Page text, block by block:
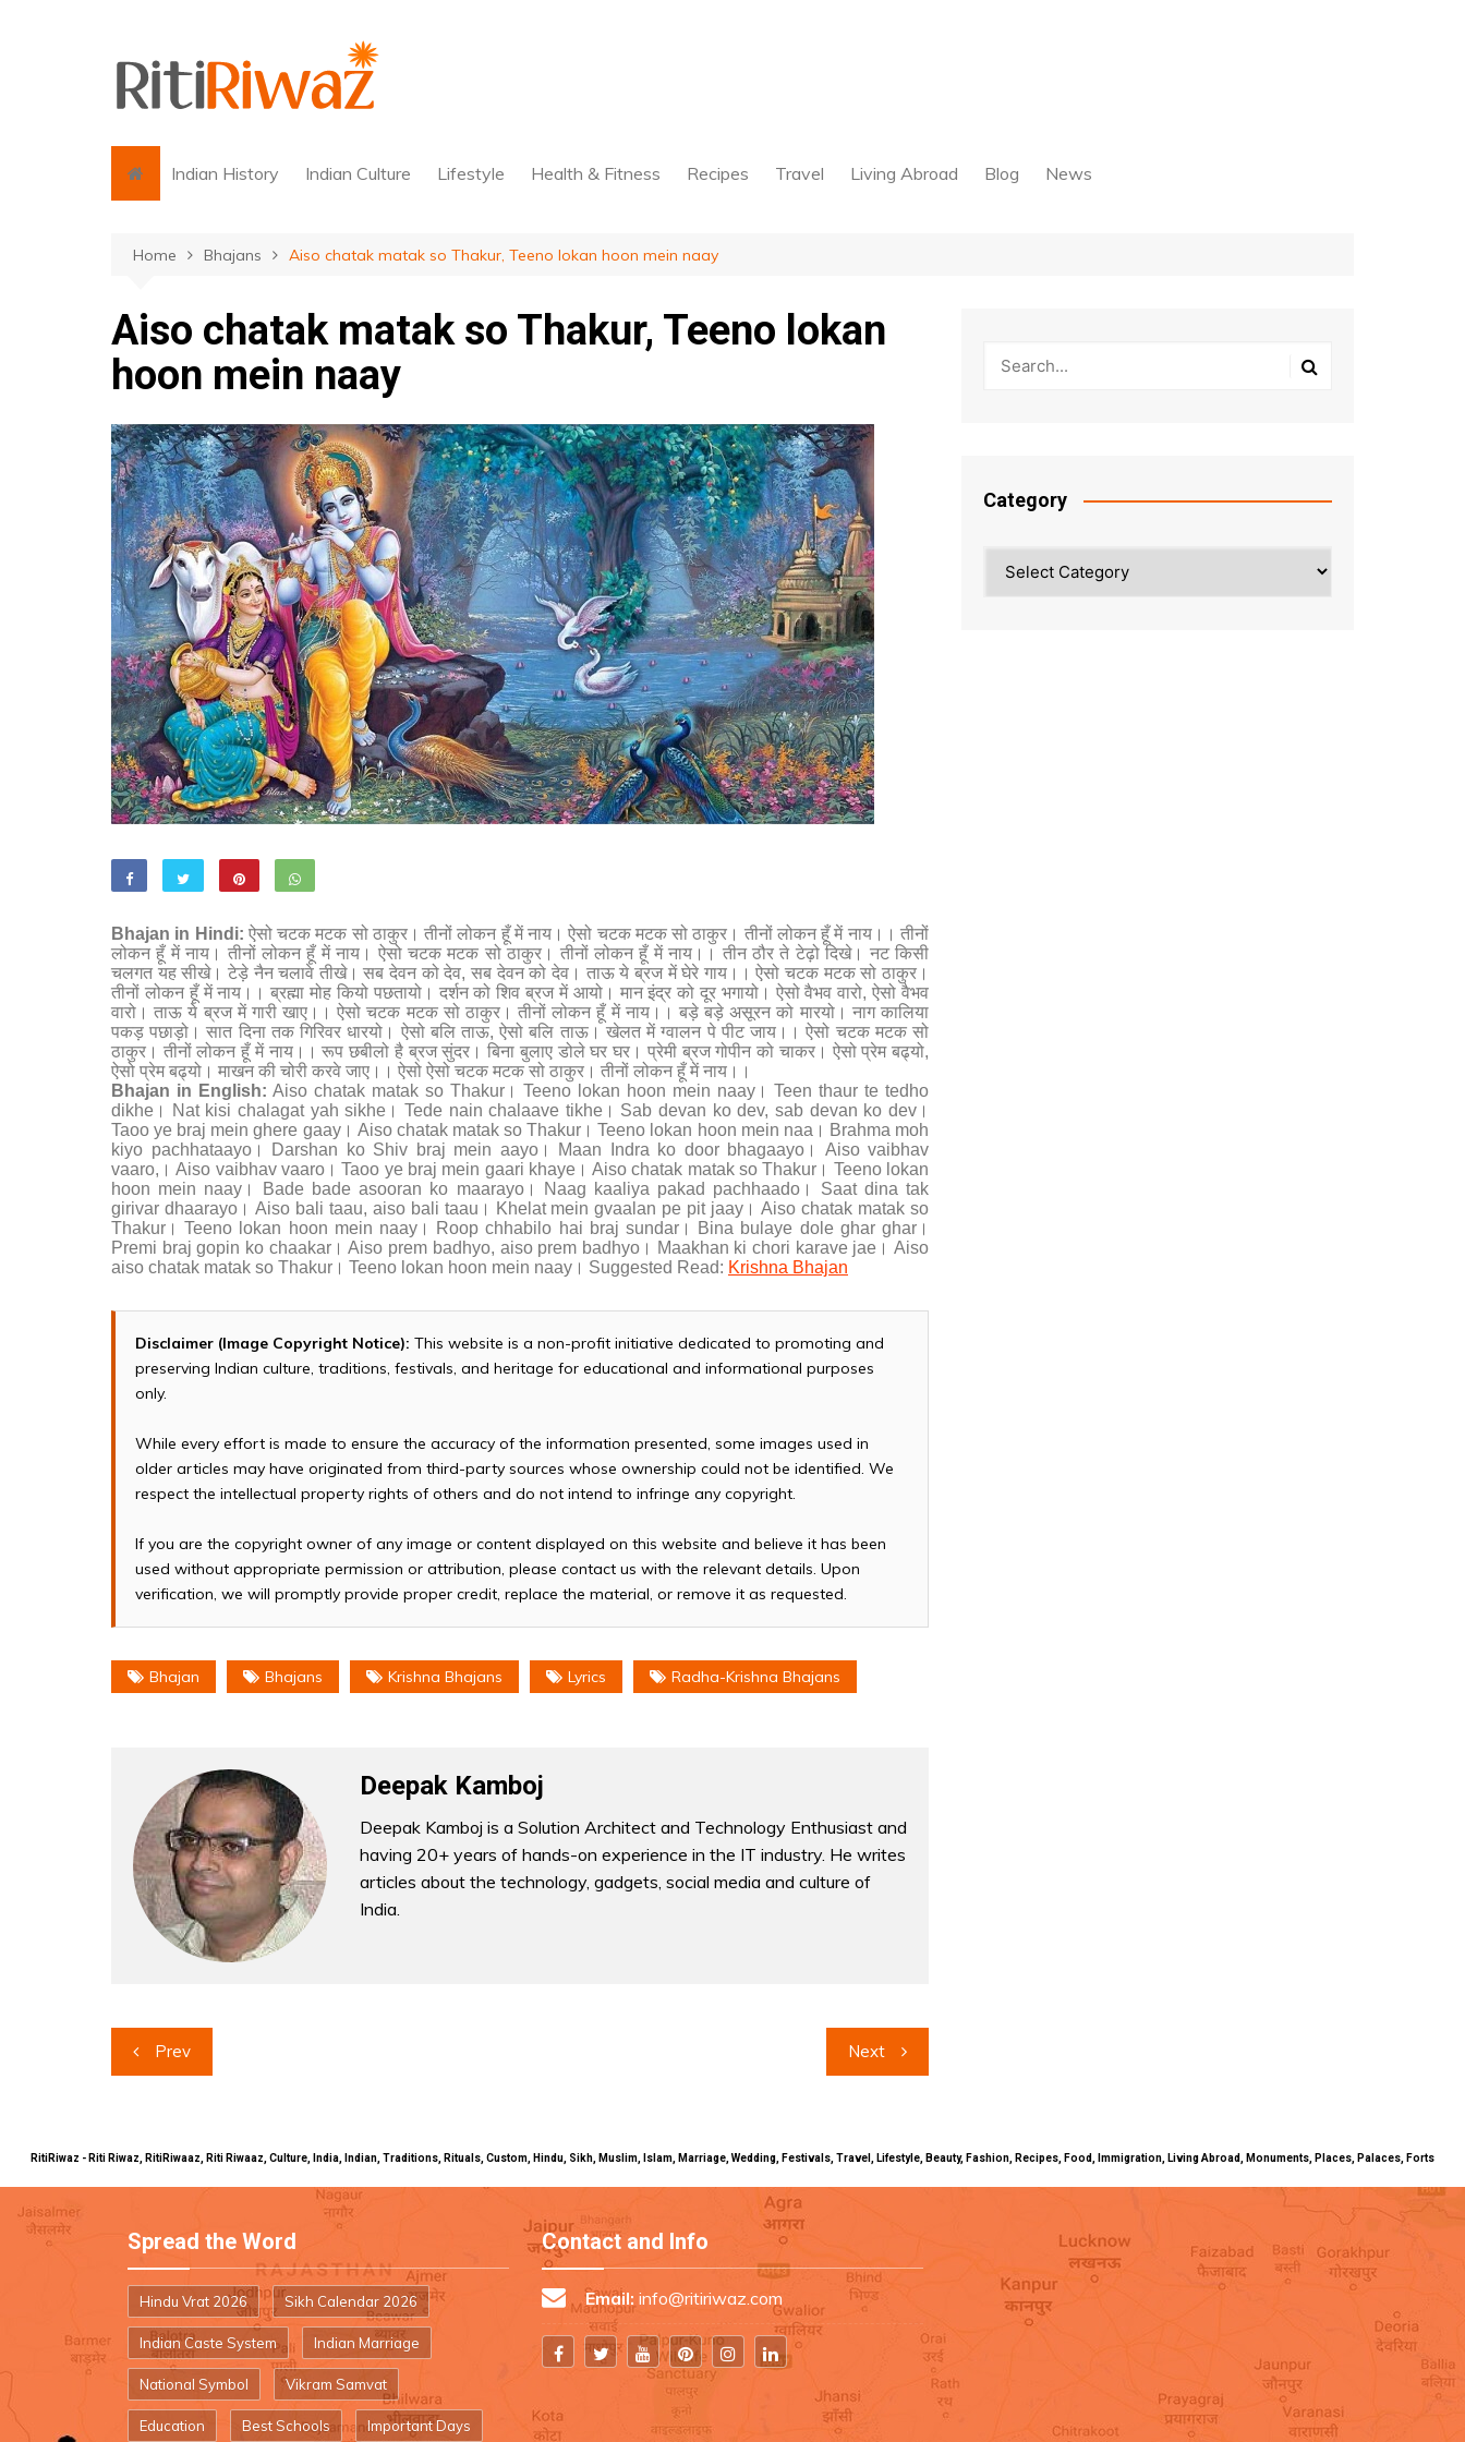
Indian History Indian Culture Lifestyle Health & Fitness Recipes Travel Living Abroad Blog News
Home Bhajans Aiso chatak matak so Thakur, Teeno lokan hoon mein naay
Aiso chatak matak so Thakur, Teeno lokan
hoon mein naay
Bhajan in Hindi: ऐसो चटक मटक सो ठाकुर। तीनों लोकन हूँ में नाय। ऐसो चटक मटक सो ठाकुर। तीनों लोकन हूँ में नाय।। तीनों
लोकन हूँ में नाय। तीनों लोकन हूँ में नाय। ऐसो चटक मटक सो ठाकुर। तीनों लोकन हूँ में नाय।। तीन ठौर ते टेढ़ो दिखे। नट किसी
चलगत यह सीखे। टेड़े नैन चलावे तीखे। सब देवन को देव, सब देवन को देव। ताऊ ये ब्रज में घेरे गाय।। ऐसो चटक मटक सो ठाकुर।
तीनों लोकन हूँ में नाय।। ब्रह्मा मोह कियो पछतायो। दर्शन को शिव ब्रज में आयो। मान इंद्र को दूर भगायो। ऐसो वैभव वारो, ऐसो वैभव
वारो। ताऊ ये ब्रज में गारी खाए।। ऐसो चटक मटक सो ठाकुर। तीनों लोकन हूँ में नाय।। बड़े बड़े असूरन को मारयो। नाग कालिया
पकड़ पछाड़ो। सात दिना तक गिरिवर धारयो। ऐसो बलि ताऊ, ऐसो बलि ताऊ। खेलत में ग्वालन पे पीट जाय।। ऐसो चटक मटक सो
ठाकुर। तीनों लोकन हूँ में नाय।। रूप छबीलो है ब्रज सुंदर। बिना बुलाए डोले घर घर। प्रेमी ब्रज गोपीन को चाकर। ऐसो प्रेम बढ्यो,
ऐसो प्रेम बढ्यो। माखन की चोरी करवे जाए।। ऐसो ऐसो चटक मटक सो ठाकुर। तीनों लोकन हूँ में नाय।।
Bhajan in English: Aiso chatak matak so Thakur। Teeno lokan hoon mein naay। Teen thaur te tedho
dikhe। Nat kisi chalagat yah sikhe। Tede nain chalaave tikhe। Sab devan ko dev, sab devan ko dev।
Taoo ye braj mein ghere gaay। Aiso chatak matak so Thakur। Teeno lokan hoon mein naa। Brahma moh
kiyo pachhataayo। Darshan ko Shiv braj mein aayo। Maan Indra ko door bhagaayo। Aiso vaibhav
vaaro,। Aiso vaibhav vaaro। Taoo ye braj mein gaari khaye। Aiso chatak matak so Thakur। Teeno lokan
hoon mein naay। Bade bade asooran ko maarayo। Naag kaaliya pakad pachhaado। Saat dina tak
girivar dhaarayo। Aiso bali taau, aiso bali taau। Khelat mein gvaalan pe pit jaay। Aiso chatak matak so
Thakur। Teeno lokan hoon mein naay। Roop chhabilo hai braj sundar। Bina bulaye dole ghar ghar।
Premi braj gopin ko chaakar। Aiso prem badhyo, aiso prem badhyo। Maakhan ki chori karave jae। Aiso
aiso chatak matak so Thakur। Teeno lokan hoon mein naay। Suggested Read: Krishna Bhajan
Disclaimer (Image Copyright Notice): This website is a non-profit initiative dedicated to promoting and
preserving Indian culture, traditions, festivals, and heritage for educational and informational purposes
only.
While every effort is made to ensure the accuracy of the information presented, some images used in
older articles may have originated from third-party sources whose ownership could not be identified. We
respect the intellectual property rights of others and do not intend to infringe any copyright.
If you are the copyright owner of any image or content displayed on this website and believe it has been
used without appropriate permission or attribution, please contact us with the relevant details. Upon
verification, we will promptly provide proper credit, replace the material, or remove it as requested.
Bhajan Bhajans Krishna Bhajans Lyrics Radha-Krishna Bhajans
Deepak Kamboj
Deepak Kamboj is a Solution Architect and Technology Enthusiast and
having 20+ years of hands-on experience in the IT industry. He writes
articles about the technology, gadgets, social media and culture of
India.
Post
navigation
Prev Next
Category
RitiRiwaz - Riti Riwaz, RitiRiwaaz, Riti Riwaaz, Culture, India, Indian, Traditions, Rituals, Custom, Hindu, Sikh, Muslim, Islam, Marriage, Wedding, Festivals, Travel, Lifestyle, Beauty, Fashion, Recipes, Food, Immigration, Living Abroad, Monuments, Places, Palaces, Forts
Spread the Word
Hindu Vrat 2026 Sikh Calendar 2026
Indian Caste System Indian Marriage
National Symbol Vikram Samvat
Education Best Schools Important Days
Contact and Info
Email: info@ritiriwaz.com